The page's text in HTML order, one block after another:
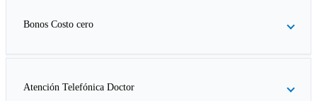
Bonos Costo cero
Atención Telefónica Doctor